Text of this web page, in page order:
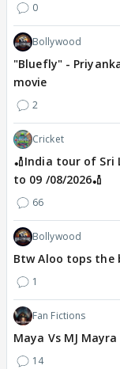
0
Bollywood
"Bluefly" -
movie
2
Cricket
🏏India tour of Sri
to 09 /08/2026🏏
66
Bollywood
Btw Aloo tops the
1
Fan Fictions
Maya Vs MJ
14